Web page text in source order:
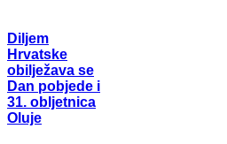
Diljem
Hrvatske
obilježava se
Dan pobjede i
31. obljetnica
Oluje